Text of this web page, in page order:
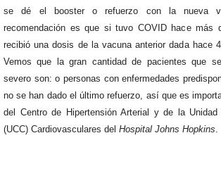
se dé el booster o refuerzo con la nueva
recomendación es que si tuvo COVID hace más
recibió una dosis de la vacuna anterior dada hace
Vemos que la gran cantidad de pacientes que
severo son: o personas con enfermedades
no se han dado el último refuerzo, así que es
del Centro de Hipertensión Arterial y de la
(UCC) Cardiovasculares del Hospital Johns Hopkins.